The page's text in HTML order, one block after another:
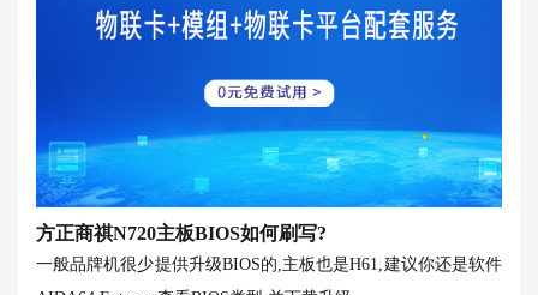
方正商祺N720主板BIOS如何刷写?
一般品牌机很少提供升级BIOS的,主板也是H61,建议你还是软件